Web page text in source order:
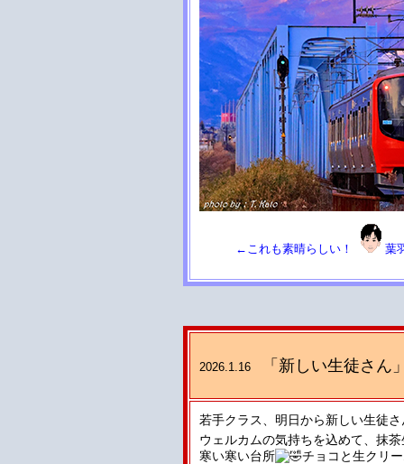
←これも素晴らしい！ 葉
2026.1.16 「新しい生徒さん
若手クラス、明日から新しい生徒
ウェルカムの気持ちを込めて、抹
寒い寒い台所
チョコと生クリ